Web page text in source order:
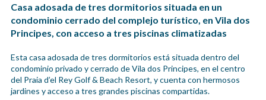
Casa adosada de tres dormitorios situada en un
condominio cerrado del complejo turístico, en Vila dos
Principes, con acceso a tres piscinas climatizadas
Esta casa adosada de tres dormitorios está situada dentro del
condominio privado y cerrado de Vila dos Principes, en el centro
del Praia d’el Rey Golf & Beach Resort, y cuenta con hermosos
jardines y acceso a tres grandes piscinas compartidas.